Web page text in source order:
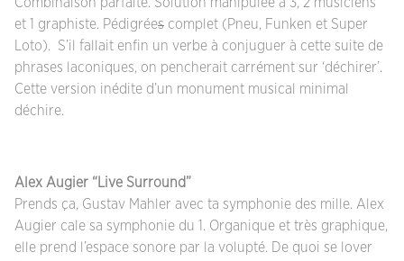
et 1 graphiste. Pédigrées complet (Pneu, Funken et Super
Loto). S’il fallait enfin un verbe à conjuguer à cette suite de
phrases laconiques, on pencherait carrément sur ‘déchirer’.
Cette version inédite d’un monument musical minimal
déchire.
Alex Augier “Live Surround”
Prends ça, Gustav Mahler avec ta symphonie des mille. Alex
Augier cale sa symphonie du 1. Organique et très graphique,
elle prend l’espace sonore par la volupté. De quoi se lover